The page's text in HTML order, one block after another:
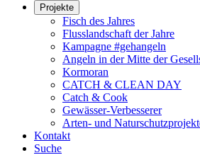
Projekte
Fisch des Jahres
Flusslandschaft der Jahre
Kampagne #gehangeln
Angeln in der Mitte der
Kormoran
CATCH & CLEAN DAY
Catch & Cook
Gewässer-Verbesserer
Arten- und
Kontakt
Suche